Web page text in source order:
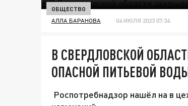
ОБЩЕСТВО
АЛЛА БАРАНОВА 04 ИЮЛЯ 2023 07:34
В СВЕРДЛОВСКОЙ
ОПАСНОЙ ПИТЬЕВОЙ
Роспотребнадзор нашёл на в